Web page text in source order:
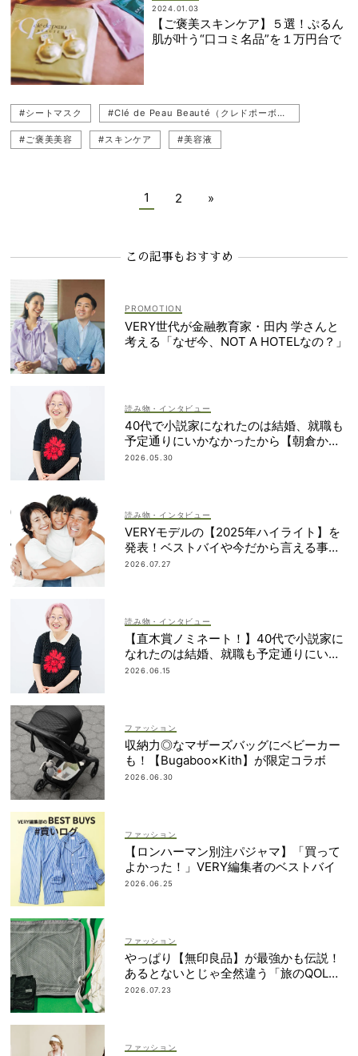
2024.01.03
【ご褒美スキンケア】５選！ぷるん
肌が叶う“口コミ名品”を１万円台で
#シートマスク #Clé de Peau Beauté（クレドポーボーテ）
#ご褒美美容 #スキンケア #美容液
1 2 »
この記事もおすすめ
VERY世代が金融教育家・田内 学さんと
考える「なぜ今、NOT A HOTELなの？」
読み物・インタビュー
40代で小説家になれたのは結婚、就職も
予定通りにいかなかったから【朝倉かす
みさん】
2026.05.30
読み物・インタビュー
VERYモデルの【2025年ハイライト】を
発表！ベストバイや今だから言える事件
簿も大公開
2026.07.27
読み物・インタビュー
【直木賞ノミネート！】40代で小説家に
なれたのは結婚、就職も予定通りにいか
なかったから｜朝倉かすみさん
2026.06.15
ファッション
収納力◎なマザーズバッグにベビーカー
も！【Bugaboo×Kith】が限定コラボ
2026.06.30
ファッション
【ロンハーマン別注パジャマ】「買って
よかった！」VERY編集者のベストバイ
2026.06.25
ファッション
やっぱり【無印良品】が最強かも伝説！
あるとないとじゃ全然違う「旅のQOL爆
上げアイテム」
2026.07.23
ファッション